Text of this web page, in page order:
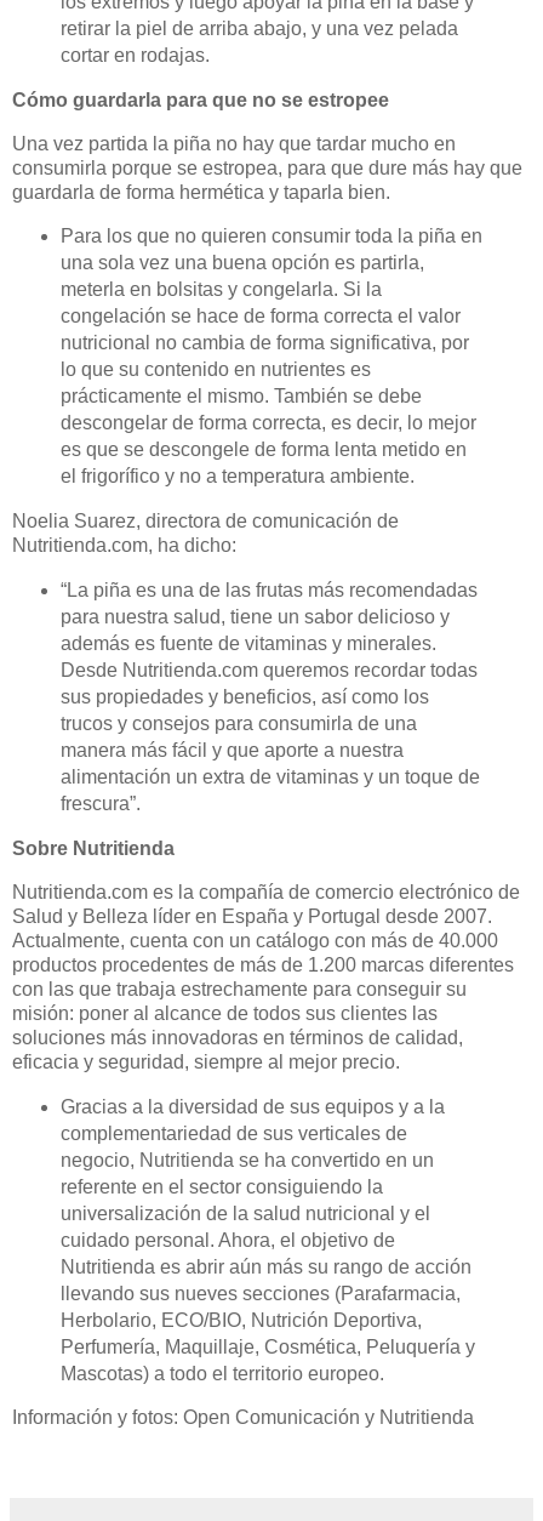
retirar la piel de arriba abajo, y una vez pelada
cortar en rodajas.
Cómo guardarla para que no se estropee
Una vez partida la piña no hay que tardar mucho en
consumirla porque se estropea, para que dure más hay que
guardarla de forma hermética y taparla bien.
Para los que no quieren consumir toda la piña en
una sola vez una buena opción es partirla,
meterla en bolsitas y congelarla. Si la
congelación se hace de forma correcta el valor
nutricional no cambia de forma significativa, por
lo que su contenido en nutrientes es
prácticamente el mismo. También se debe
descongelar de forma correcta, es decir, lo mejor
es que se descongele de forma lenta metido en
el frigorífico y no a temperatura ambiente.
Noelia Suarez, directora de comunicación de
Nutritienda.com, ha dicho:
“La piña es una de las frutas más recomendadas
para nuestra salud, tiene un sabor delicioso y
además es fuente de vitaminas y minerales.
Desde Nutritienda.com queremos recordar todas
sus propiedades y beneficios, así como los
trucos y consejos para consumirla de una
manera más fácil y que aporte a nuestra
alimentación un extra de vitaminas y un toque de
frescura”.
Sobre Nutritienda
Nutritienda.com es la compañía de comercio electrónico de
Salud y Belleza líder en España y Portugal desde 2007.
Actualmente, cuenta con un catálogo con más de 40.000
productos procedentes de más de 1.200 marcas diferentes
con las que trabaja estrechamente para conseguir su
misión: poner al alcance de todos sus clientes las
soluciones más innovadoras en términos de calidad,
eficacia y seguridad, siempre al mejor precio.
Gracias a la diversidad de sus equipos y a la
complementariedad de sus verticales de
negocio, Nutritienda se ha convertido en un
referente en el sector consiguiendo la
universalización de la salud nutricional y el
cuidado personal. Ahora, el objetivo de
Nutritienda es abrir aún más su rango de acción
llevando sus nueves secciones (Parafarmacia,
Herbolario, ECO/BIO, Nutrición Deportiva,
Perfumería, Maquillaje, Cosmética, Peluquería y
Mascotas) a todo el territorio europeo.
Información y fotos: Open Comunicación y Nutritienda